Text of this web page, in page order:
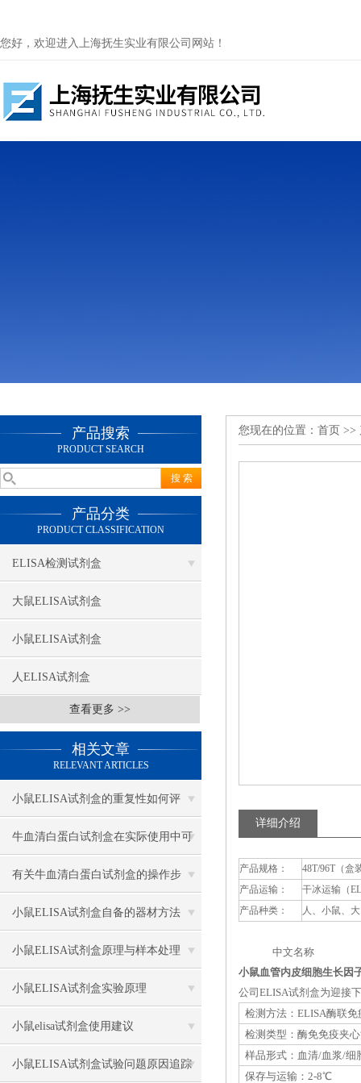
您好，欢迎进入上海抚生实业有限公司网站！
产品搜索
PRODUCT SEARCH
产品分类
PRODUCT CLASSIFICATION
ELISA检测试剂盒
大鼠ELISA试剂盒
小鼠ELISA试剂盒
人ELISA试剂盒
查看更多 >>
相关文章
RELEVANT ARTICLES
小鼠ELISA试剂盒的重复性如何评
估？
牛血清白蛋白试剂盒在实际使用中可
分为多种类型测定
有关牛血清白蛋白试剂盒的操作步
骤，以下有详细说明
小鼠ELISA试剂盒自备的器材方法
小鼠ELISA试剂盒原理与样本处理
小鼠ELISA试剂盒实验原理
小鼠elisa试剂盒使用建议
小鼠ELISA试剂盒试验问题原因追踪
您现在的位置： 首页 >>
详细介绍
产品规格：
48T/96T（盒
产品运输：
干冰运输（
产品种类：
人、小鼠、
中文名称 英
小鼠血管内皮细胞生长因
公司ELISA试剂盒为迎接
检测方法：ELISA酶联免
检测类型：酶免免疫夹
样品形式：血清/血浆/细
保存与运输：2-8℃